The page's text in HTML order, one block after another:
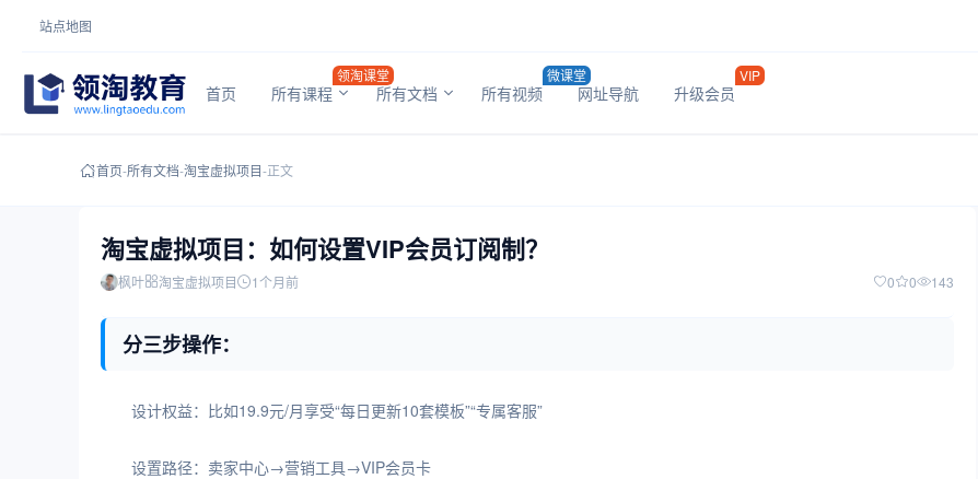
站点地图
首页 所有课程
领淘课堂
所有文档 所有视频
微课堂
网址导航 升级会员
VIP
首页-所有文档-淘宝虚拟项目-正文
淘宝虚拟项目：如何设置VIP会员订阅制？
枫叶 淘宝虚拟项目 1个月前 0 0 143
分三步操作：
设计权益：比如19.9元/月享受“每日更新10套模板”“专属客服”
设置路径：卖家中心→营销工具→VIP会员卡